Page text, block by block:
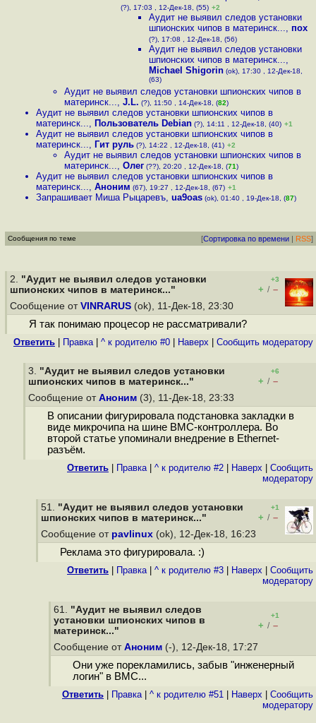
(?), 17:03 , 12-Дек-18, (55) +2
Аудит не выявил следов установки
шпионских чипов в материнск..., пох
(?), 17:08 , 12-Дек-18, (56)
Аудит не выявил следов установки
шпионских чипов в материнск...,
Michael Shigorin (ok), 17:30 , 12-Дек-18,
(63)
Аудит не выявил следов установки шпионских чипов в
материнск..., J.L. (?), 11:50 , 14-Дек-18, (82)
Аудит не выявил следов установки шпионских чипов в
материнск..., Пользователь Debian (?), 14:11 , 12-Дек-18, (40) +1
Аудит не выявил следов установки шпионских чипов в
материнск..., Гит руль (?), 14:22 , 12-Дек-18, (41) +2
Аудит не выявил следов установки шпионских чипов в
материнск..., Олег (??), 20:20 , 12-Дек-18, (71)
Аудит не выявил следов установки шпионских чипов в
материнск..., Аноним (67), 19:27 , 12-Дек-18, (67) +1
Запрашивает Миша Рыцаревъ, ua9oas (ok), 01:40 , 19-Дек-18, (87)
Сообщения по теме [Сортировка по времени | RSS]
2. "Аудит не выявил следов установки
шпионских чипов в материнск..."
+3
+ / –
Сообщение от VINRARUS (ok), 11-Дек-18, 23:30
Я так понимаю процесор не рассматривали?
Ответить Правка| ^ к родителю #0 Наверх Cообщить модератору
3. "Аудит не выявил следов установки
шпионских чипов в материнск..."
+6
+ / –
Сообщение от Аноним (3), 11-Дек-18, 23:33
В описании фигурировала подстановка закладки в
виде микрочипа на шине BMC-контроллера. Во
второй статье упоминали внедрение в Ethernet-
разъём.
Ответить Правка| ^ к родителю #2 Наверх
Cообщить
модератору
51. "Аудит не выявил следов установки
шпионских чипов в материнск..."
+1
+ / –
Сообщение от pavlinux (ok), 12-Дек-18, 16:23
Реклама это фигурировала. :)
Ответить Правка| ^ к родителю #3 Наверх
Cообщить
модератору
61. "Аудит не выявил следов
установки шпионских чипов в
материнск..."
+1
+ / –
Сообщение от Аноним (-), 12-Дек-18, 17:27
Они уже порекламились, забыв "инженерный
логин" в BMC...
Ответить Правка| ^ к родителю #51 Наверх
Cообщить
модератору